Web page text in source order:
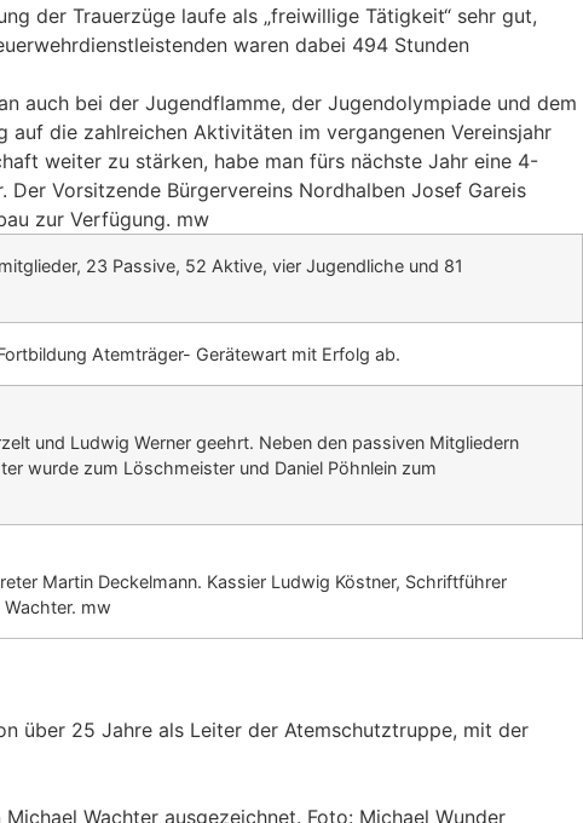
der Trauerzüge laufe als „freiwillige Tätigkeit“ sehr gut,
waren dabei 494 Stunden
auch bei der Jugendflamme, der Jugendolympiade und dem
auf die zahlreichen Aktivitäten im vergangenen Vereinsjahr
weiter zu stärken, habe man fürs nächste Jahr eine 4-
Vorsitzende Bürgervereins Nordhalben Josef Gareis
zur Verfügung. mw
23 Passive, 52 Aktive, vier Jugendliche und 81
Atemträger- Gerätewart mit Erfolg ab.
und Ludwig Werner geehrt. Neben den passiven Mitgliedern
wurde zum Löschmeister und Daniel Pöhnlein zum
Martin Deckelmann. Kassier Ludwig Köstner, Schriftführer
mw
über 25 Jahre als Leiter der Atemschutztruppe, mit der
Wachter ausgezeichnet. Foto: Michael Wunder